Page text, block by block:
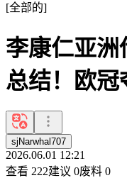
[全部的]
李康仁亚洲
总结！欧冠
sjNarwhal707
2026.06.01 12:21
查看 222建议 0废料 0